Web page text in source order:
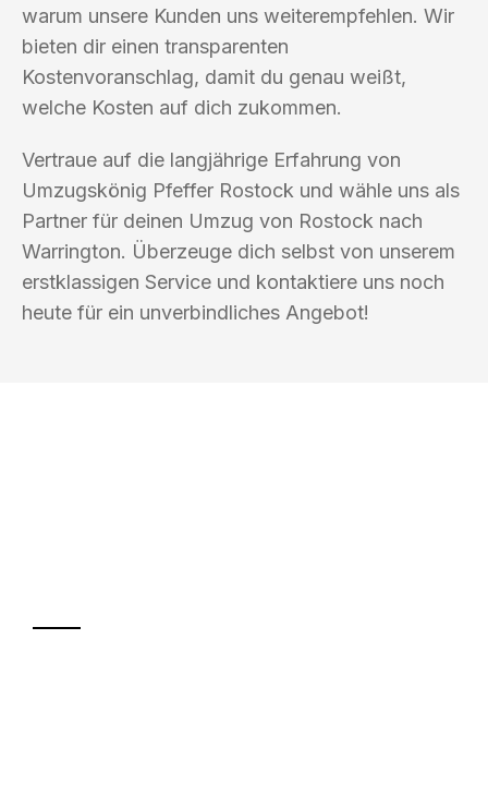
warum unsere Kunden uns weiterempfehlen. Wir
bieten dir einen transparenten
Kostenvoranschlag, damit du genau weißt,
welche Kosten auf dich zukommen.
Vertraue auf die langjährige Erfahrung von
Umzugskönig Pfeffer Rostock und wähle uns als
Partner für deinen Umzug von Rostock nach
Warrington. Überzeuge dich selbst von unserem
erstklassigen Service und kontaktiere uns noch
heute für ein unverbindliches Angebot!